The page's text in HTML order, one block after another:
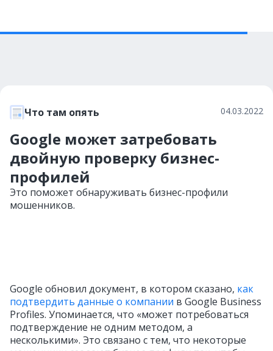
Что там опять 04.03.2022
Google может затребовать
двойную проверку бизнес-
профилей
Это поможет обнаруживать бизнес-профили
мошенников.
Google обновил документ, в котором сказано, как
подтвердить данные о компании в Google Business
Profiles. Упоминается, что «может потребоваться
подтверждение не одним методом, а
несколькими‎»‎. Это связано с тем, что некоторые